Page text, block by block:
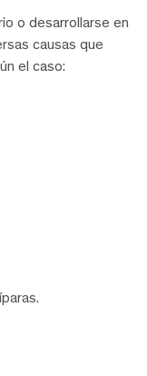
o desarrollarse en
causas que
el caso: